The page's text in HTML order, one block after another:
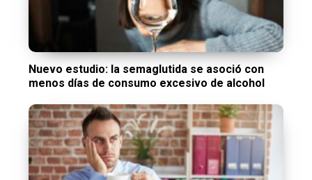
Nuevo estudio: la semaglutida se asoció con
menos días de consumo excesivo de alcohol